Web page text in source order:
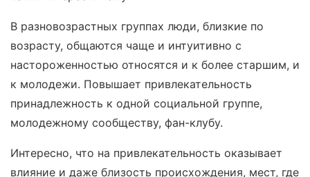
В разновозрастных группах люди, близкие по
возрасту, общаются чаще и интуитивно с
настороженностью относятся и к более старшим, и
к молодежи. Повышает привлекательность
принадлежность к одной социальной группе,
молодежному сообществу, фан-клубу.
Интересно, что на привлекательность оказывает
влияние и даже близость происхождения, мест, где